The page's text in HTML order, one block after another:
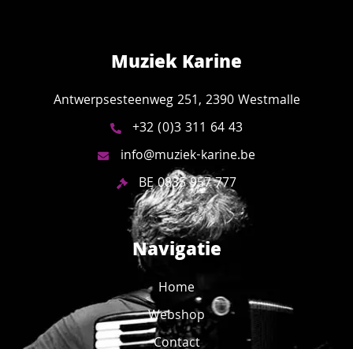
Muziek Karine
Antwerpsesteenweg 251, 2390 Westmalle
+32 (0)3 311 64 43
info@muziek-karine.be
BE 0835 957 777
Navigatie
Home
Webshop
Contact